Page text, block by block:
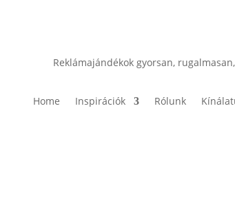
Reklámajándékok gyorsan,
Home Inspirációk Rólunk